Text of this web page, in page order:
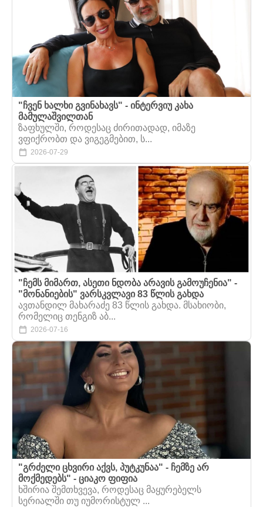
"ჩვენ ხალხი გვინახავს" - ინტერვიუ კახა
მამულაშვილთან
ზაფხულში, როდესაც ძირითადად, იმაზე
ვფიქრობთ და ვიგეგმებით, ს...
2026-07-29
"ჩემს მიმართ, ასეთი ნდობა არავის გამოუჩენია" -
"მონანიების" ვარსკვლავი 83 წლის გახდა
ავთანდილ მახარაძე 83 წლის გახდა. მსახიობი,
რომელიც თენგიზ აბ...
2026-07-16
"გრძელი ცხვირი აქვს, პუტკუნაა" - ჩემზე არ
მოქმედებს" - ციაკო ფიფია
ხშირია შემთხვევა, როდესაც მაყურებელს
სერიალში თუ იუმორისტულ ...